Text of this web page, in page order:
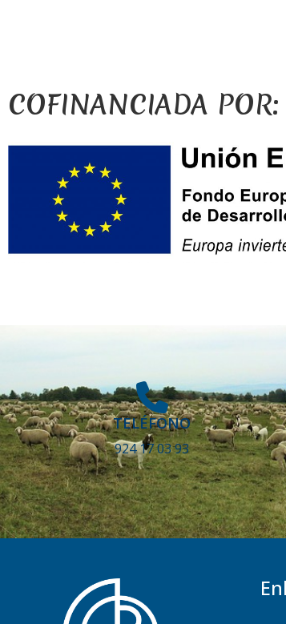
COFINANCIADA POR:
TELÉFONO
924 17 03 93